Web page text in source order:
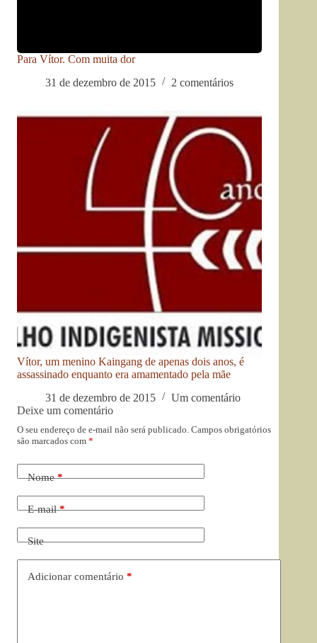
Para Vítor. Com muita dor
31 de dezembro de 2015
2 comentários
Vítor, um menino Kaingang de apenas dois anos, é
assassinado enquanto era amamentado pela mãe
31 de dezembro de 2015
Um comentário
Deixe um comentário
O seu endereço de e-mail não será publicado. Campos obrigatórios
são marcados com *
Nome*
E-mail*
Site
Adicionar comentário *